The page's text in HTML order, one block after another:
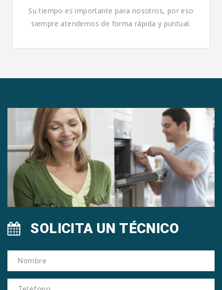
Su tiempo es importante para nosotros, por eso
siempre atendemos de forma rápida y puntual.
SOLICITA UN TÉCNICO